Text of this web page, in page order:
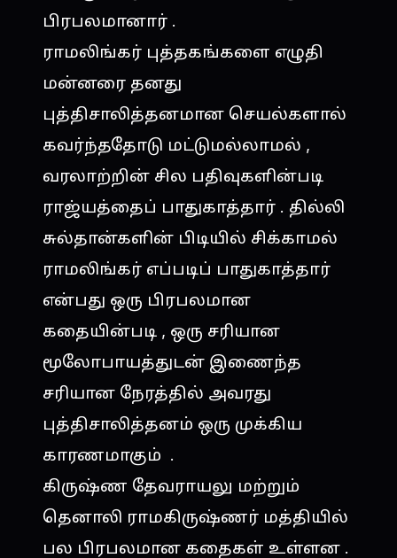
பிரபலமானார் .
ராமலிங்கர் புத்தகங்களை எழுதி
மன்னரை தனது
புத்திசாலித்தனமான செயல்களால்
கவர்ந்ததோடு மட்டுமல்லாமல் ,
வரலாற்றின் சில பதிவுகளின்படி
ராஜ்யத்தைப் பாதுகாத்தார் . தில்லி
சுல்தான்களின் பிடியில் சிக்காமல்
ராமலிங்கர் எப்படிப் பாதுகாத்தார்
என்பது ஒரு பிரபலமான
கதையின்படி , ஒரு சரியான
மூலோபாயத்துடன் இணைந்த
சரியான நேரத்தில் அவரது
புத்திசாலித்தனம் ஒரு முக்கிய
காரணமாகும் .
கிருஷ்ண தேவராயலு மற்றும்
தெனாலி ராமகிருஷ்ணர் மத்தியில்
பல பிரபலமான கதைகள் உள்ளன .